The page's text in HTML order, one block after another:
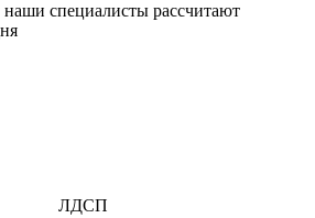
наши специалисты рассчитают
ЛДСП